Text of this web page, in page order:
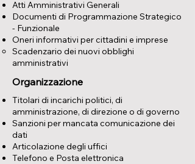
Atti Amministrativi Generali
Documenti di Programmazione Strategico
- Funzionale
Oneri informativi per cittadini e imprese
Scadenzario dei nuovi obblighi
amministrativi
Organizzazione
Titolari di incarichi politici, di
amministrazione, di direzione o di governo
Sanzioni per mancata comunicazione dei
dati
Articolazione degli uffici
Telefono e Posta elettronica